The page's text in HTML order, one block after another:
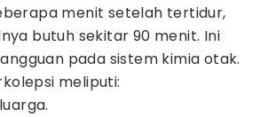
menit setelah tertidur,
butuh sekitar 90 menit. Ini
pada sistem kimia otak.
meliputi: